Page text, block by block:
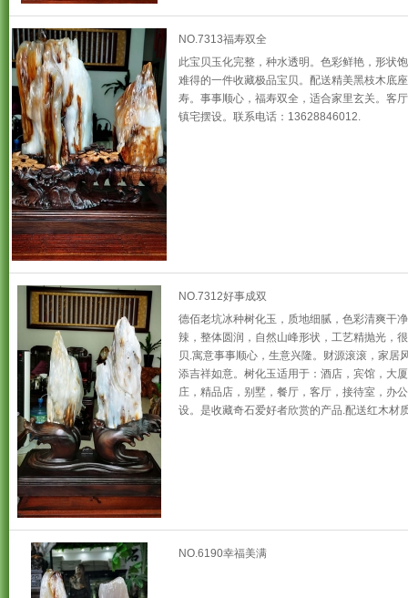
NO.7313福寿双全
此宝贝玉化完整，种水透明。色彩鲜艳，形状
难得的一件收藏极品宝贝。配送精美黑枝木底
寿。事事顺心，福寿双全，适合家里玄关。客
镇宅摆设。联系电话：13628846012.
NO.7312好事成双
德佰老坑冰种树化玉，质地细腻，色彩清爽干
辣，整体圆润，自然山峰形状，工艺精抛光，
贝.寓意事事顺心，生意兴隆。财源滚滚，家居
添吉祥如意。树化玉适用于：酒店，宾馆，大
庄，精品店，别墅，餐厅，客厅，接待室，办
设。是收藏奇石爱好者欣赏的产品.配送红木材
NO.6190幸福美满